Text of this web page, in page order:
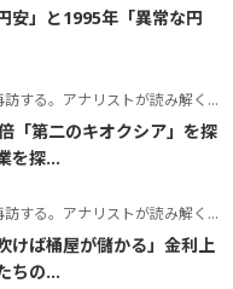
安」と1995年「異常な円
。アナリストが読み解くテーマの本質
「第二のキオクシア」を探
を探...
。アナリストが読み解くテーマの本質
けば桶屋が儲かる」金利上
ちの...